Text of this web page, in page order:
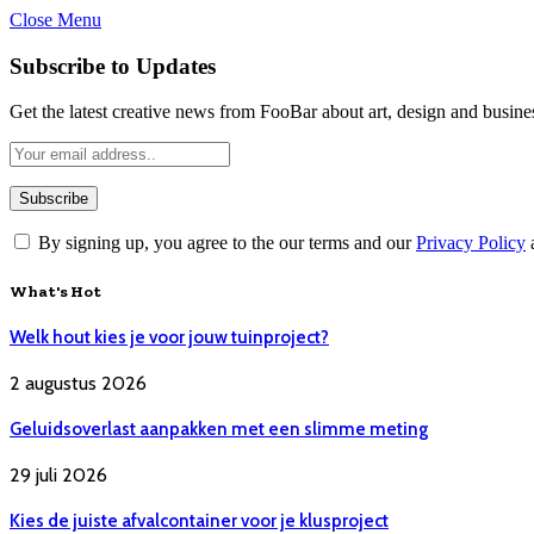
Close Menu
Subscribe to Updates
Get the latest creative news from FooBar about art, design and
By signing up, you agree to the our terms and ourPrivacy Policy
What's Hot
Welk hout kies je voor jouw tuinproject?
2 augustus 2026
Geluidsoverlast aanpakken met een slimme meting
29 juli 2026
Kies de juiste afvalcontainer voor je klusproject